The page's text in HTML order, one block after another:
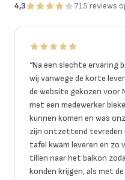
4,3 715 reviews
“Na een slechte ervaring
wij vanwege de korte
de website gekozen voor
met een medewerker
kunnen komen en was
zijn ontzettend tevreden
tafel kwam leveren en zo
tillen naar het balkon
konden krijgen, als met